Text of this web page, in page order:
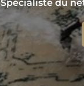
Spécialiste du